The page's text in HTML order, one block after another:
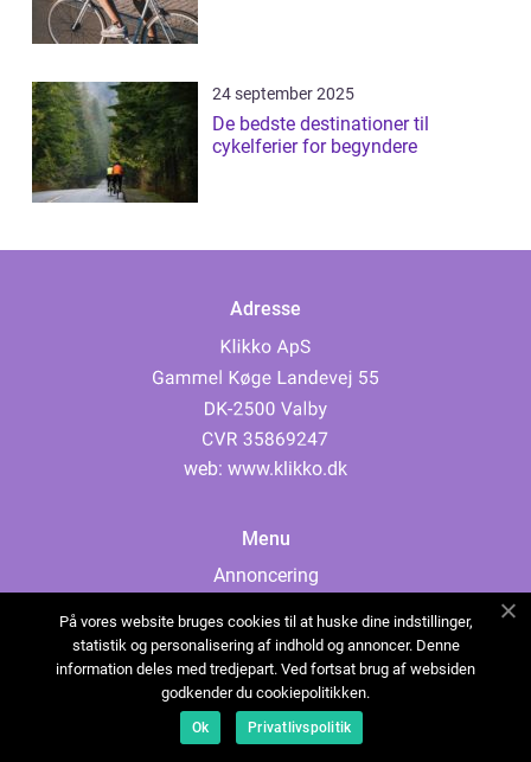
24 september 2025
De bedste destinationer til
cykelferier for begyndere
Adresse
web: www.klikko.dk
Menu
Annoncering
Cookies
Kontakt os
Sitemap
På vores website bruges cookies til at huske dine indstillinger,
statistik og personalisering af indhold og annoncer. Denne
information deles med tredjepart. Ved fortsat brug af websiden
godkender du cookiepolitikken.
Ok Privatlivspolitik